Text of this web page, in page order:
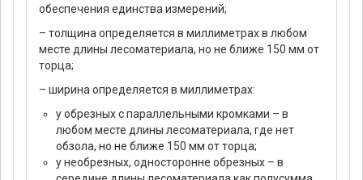
обеспечения единства измерений;
– толщина определяется в миллиметрах в любом
месте длины лесоматериала, но не ближе 150 мм от
торца;
– ширина определяется в миллиметрах:
у обрезных с параллельными кромками – в
любом месте длины лесоматериала, где нет
обзола, но не ближе 150 мм от торца;
у необрезных, односторонне обрезных – в